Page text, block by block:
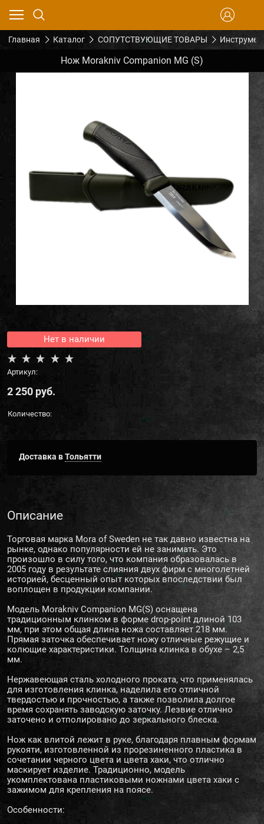
Главная Каталог СОПУТСТВУЮЩИЕ ТОВАРЫ
Нож Morakniv Companion MG (S)
Нет в наличии
Артикул:
2 250 руб.
Количество:
Доставка вТольятти
Описание
Торговая марка Mora of Sweden не так давно известна на
рынке, однако популярности ей не занимать. Это
произошло в силу того, что компания образовалась в
2005 году в результате слияния двух фирм с многолетней
историей, бесценный опыт которых впоследствии был
воплощен в продукции компании.
Модель Morakniv Companion MG(S) оснащена
традиционным клинком в форме drop-point длиной 103
мм, при этом общая длина ножа составляет 218 мм.
Прямая заточка обеспечивает ножу отличные режущие и
колющие характеристики. Толщина клинка в обухе – 2,5
мм.
Нержавеющая сталь холодного проката, что применялась
для изготовления клинка, наделила его отличной
твердостью и прочностью, а также позволила долгое
время сохранять заводскую заточку. Лезвие отлично
заточено и отполировано до зеркального блеска.
Нож как влитой лежит в руке, благодаря плавным формам
рукояти, изготовленной из прорезиненного пластика в
сочетании черного цвета и цвета хаки, что отлично
маскирует изделие. Традиционно, модель
укомплектована пластиковыми ножнами цвета хаки с
зажимом для крепления на поясе.
Особенности: